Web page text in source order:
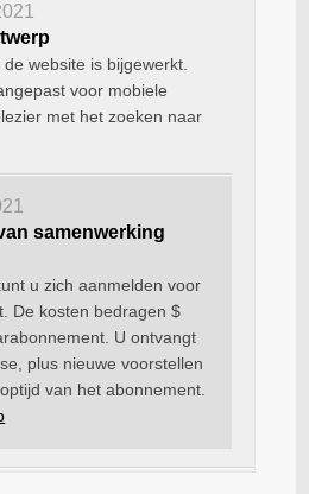
website is bijgewerkt.
voor mobiele
met het zoeken naar
samenwerking
u zich aanmelden voor
De kosten bedragen $
U ontvangt
plus nieuwe voorstellen
van het abonnement.